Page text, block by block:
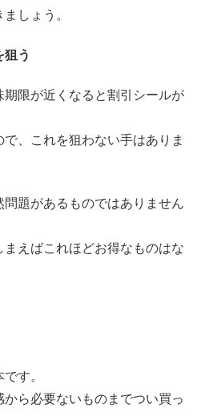
しょう。
狙う
限が近くなると割引シールが
、これを狙わない手はありま
題があるものではありません
えばこれほどお得なものはな
す。
ら必要ないものまでつい買っ